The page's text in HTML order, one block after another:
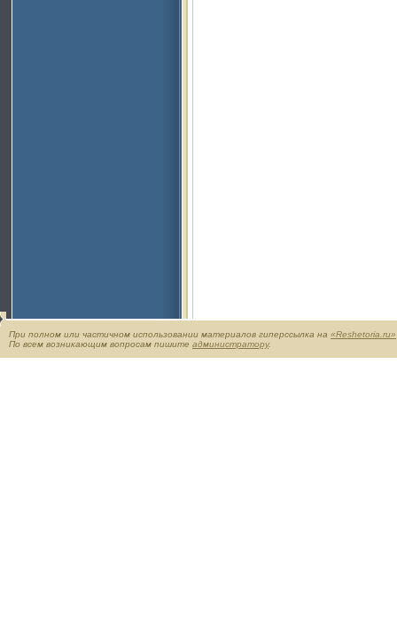
При полном или частичном использовании материалов гиперссылка на «Reshetoria.ru»
По всем возникающим вопросам пишите администратору.